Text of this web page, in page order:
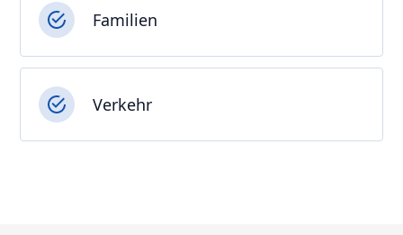
Familien
Verkehr